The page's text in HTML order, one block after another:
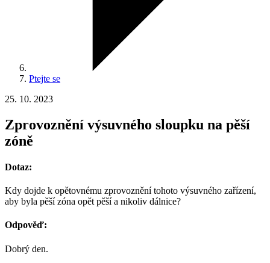
Ptejte se
25. 10. 2023
Zprovoznění výsuvného sloupku na pěší
zóně
Dotaz:
Kdy dojde k opětovnému zprovoznění tohoto výsuvného zařízení,
aby byla pěší zóna opět pěší a nikoliv dálnice?
Odpověď:
Dobrý den.